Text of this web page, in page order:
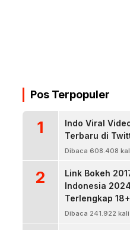
Pos Terpopuler
1
Indo Viral
Terbaru di
Dibaca 608.408
2
Link Bokeh
Indonesia
Terlengkap 18+
Dibaca 241.922 kali